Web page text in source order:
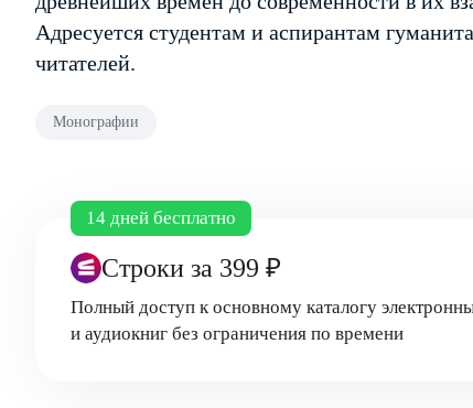
Адресуется студентам и аспирантам
читателей.
Монографии
14 дней бесплатно
Строки за 399 ₽
Полный доступ к основному каталогу
и аудиокниг без ограничения по времени